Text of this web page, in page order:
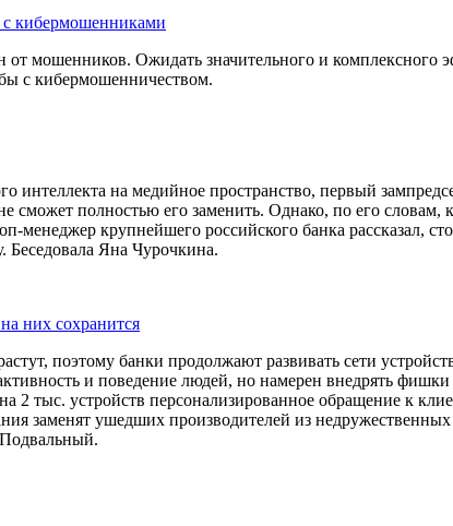
с кибермошенниками
мошенников. Ожидать значительного и
с кибермошенничеством.
на медийное пространство, первый
сможет полностью его заменить. Однако, по его
крупнейшего российского банка рассказал,
Беседовала Яна Чурочкина.
них сохранится
поэтому банки продолжают развивать сети
и поведение людей, но намерен внедрять
тыс. устройств персонализированное обращение к
заменят ушедших производителей из